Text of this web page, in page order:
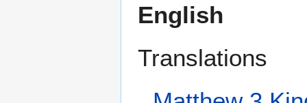
English
Translations